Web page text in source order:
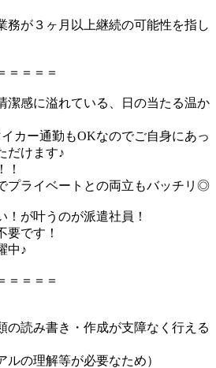
務が３ヶ月以上継続の可能性を指し
＝＝＝＝
感に溢れている、日の当たる温か
カー通勤もOKなのでご自身にあっ
だけます♪
！
プライベートとの両立もバッチリ◎
が叶うのが派遣社員！
要です！
中♪
＝＝＝＝
の読み書き・作成が支障なく行える
ルの理解等が必要なため）